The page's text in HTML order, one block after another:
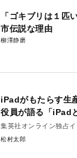
「ゴキブリは１匹
市伝説な理由
柳澤静磨
iPadがもたらす生
役員が語る「iPad
集英社オンライン独占
松村太郎